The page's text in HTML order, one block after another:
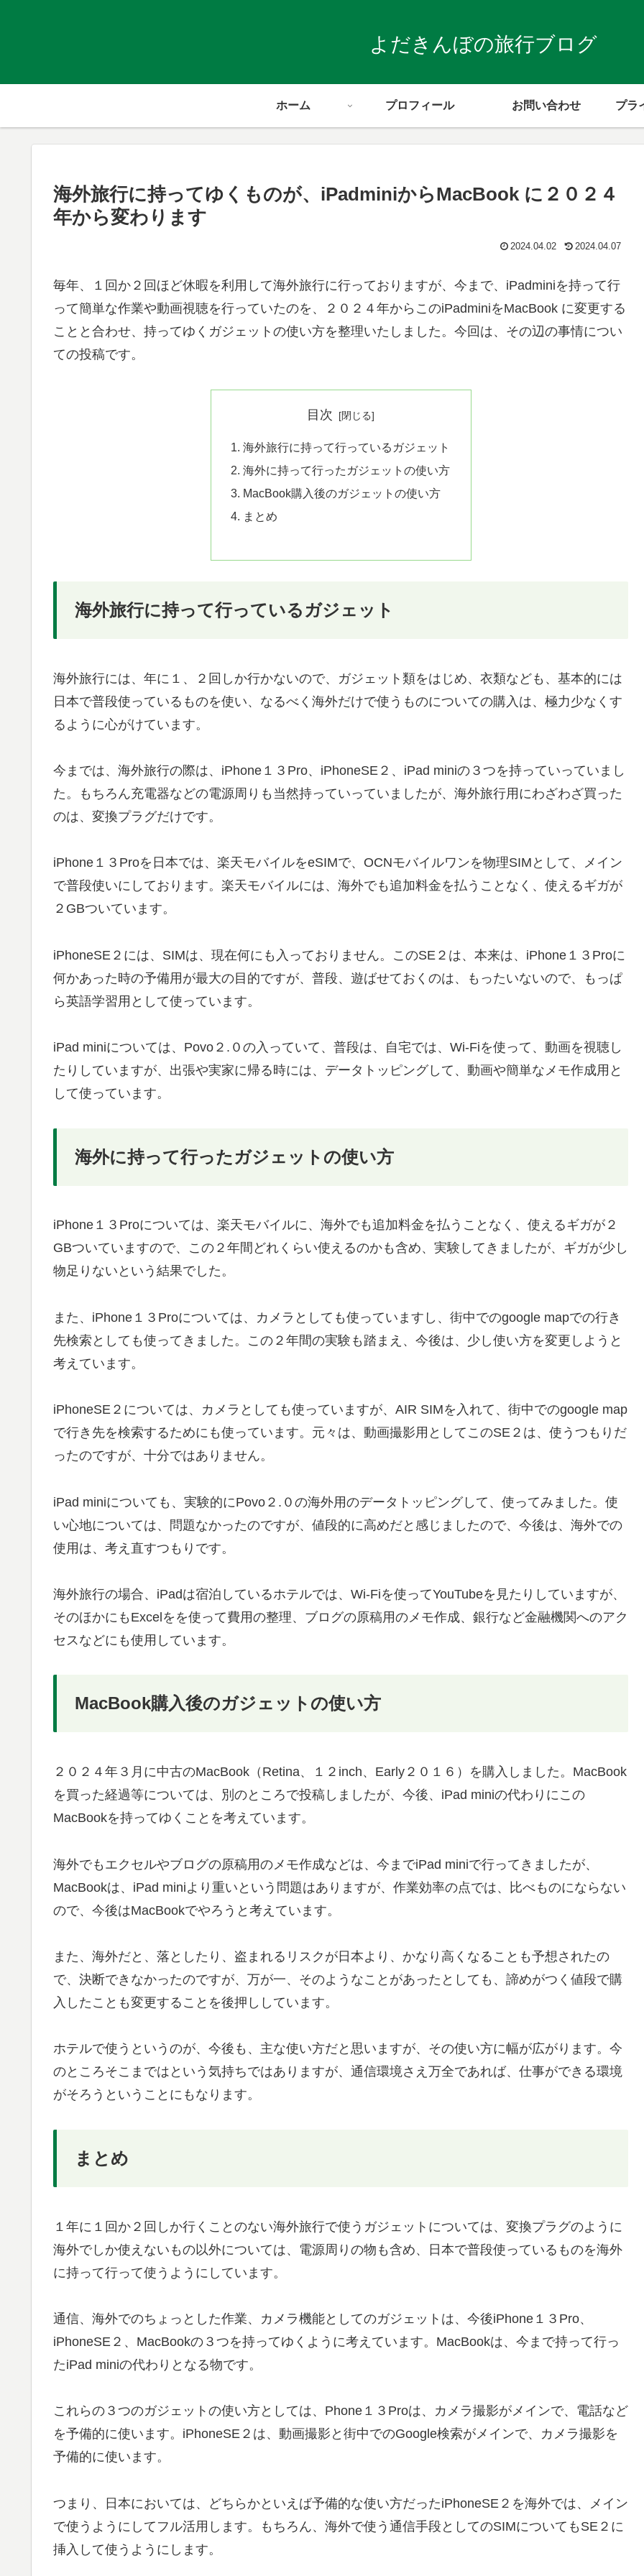
よだきんぼの旅行ブログ
ホーム プロフィール お問い合わせ プラ
海外旅行に持ってゆくものが、iPadminiからMacBook に２０２４
年から変わります
2024.04.02 2024.04.07
毎年、１回か２回ほど休暇を利用して海外旅行に行っておりますが、今まで、iPadminiを持って行
って簡単な作業や動画視聴を行っていたのを、２０２４年からこのiPadminiをMacBook に変更する
ことと合わせ、持ってゆくガジェットの使い方を整理いたしました。今回は、その辺の事情につい
ての投稿です。
目次
海外旅行に持って行っているガジェット
海外に持って行ったガジェットの使い方
MacBook購入後のガジェットの使い方
まとめ
海外旅行に持って行っているガジェット
海外旅行には、年に１、２回しか行かないので、ガジェット類をはじめ、衣類なども、基本的には
日本で普段使っているものを使い、なるべく海外だけで使うものについての購入は、極力少なくす
るように心がけています。
今までは、海外旅行の際は、iPhone１３Pro、iPhoneSE２、iPad miniの３つを持っていっていまし
た。もちろん充電器などの電源周りも当然持っていっていましたが、海外旅行用にわざわざ買った
のは、変換プラグだけです。
iPhone１３Proを日本では、楽天モバイルをeSIMで、OCNモバイルワンを物理SIMとして、メイン
で普段使いにしております。楽天モバイルには、海外でも追加料金を払うことなく、使えるギガが
２GBついています。
iPhoneSE２には、SIMは、現在何にも入っておりません。このSE２は、本来は、iPhone１３Proに
何かあった時の予備用が最大の目的ですが、普段、遊ばせておくのは、もったいないので、もっぱ
ら英語学習用として使っています。
iPad miniについては、Povo２.０の入っていて、普段は、自宅では、Wi-Fiを使って、動画を視聴し
たりしていますが、出張や実家に帰る時には、データトッピングして、動画や簡単なメモ作成用と
して使っています。
海外に持って行ったガジェットの使い方
iPhone１３Proについては、楽天モバイルに、海外でも追加料金を払うことなく、使えるギガが２
GBついていますので、この２年間どれくらい使えるのかも含め、実験してきましたが、ギガが少し
物足りないという結果でした。
また、iPhone１３Proについては、カメラとしても使っていますし、街中でのgoogle mapでの行き
先検索としても使ってきました。この２年間の実験も踏まえ、今後は、少し使い方を変更しようと
考えています。
iPhoneSE２については、カメラとしても使っていますが、AIR SIMを入れて、街中でのgoogle map
で行き先を検索するためにも使っています。元々は、動画撮影用としてこのSE２は、使うつもりだ
ったのですが、十分ではありません。
iPad miniについても、実験的にPovo２.０の海外用のデータトッピングして、使ってみました。使
い心地については、問題なかったのですが、値段的に高めだと感じましたので、今後は、海外での
使用は、考え直すつもりです。
海外旅行の場合、iPadは宿泊しているホテルでは、Wi-Fiを使ってYouTubeを見たりしていますが、
そのほかにもExcelをを使って費用の整理、ブログの原稿用のメモ作成、銀行など金融機関へのアク
セスなどにも使用しています。
MacBook購入後のガジェットの使い方
２０２４年３月に中古のMacBook（Retina、１２inch、Early２０１６）を購入しました。MacBook
を買った経過等については、別のところで投稿しましたが、今後、iPad miniの代わりにこの
MacBookを持ってゆくことを考えています。
海外でもエクセルやブログの原稿用のメモ作成などは、今までiPad miniで行ってきましたが、
MacBookは、iPad miniより重いという問題はありますが、作業効率の点では、比べものにならない
ので、今後はMacBookでやろうと考えています。
また、海外だと、落としたり、盗まれるリスクが日本より、かなり高くなることも予想されたの
で、決断できなかったのですが、万が一、そのようなことがあったとしても、諦めがつく値段で購
入したことも変更することを後押ししています。
ホテルで使うというのが、今後も、主な使い方だと思いますが、その使い方に幅が広がります。今
のところそこまではという気持ちではありますが、通信環境さえ万全であれば、仕事ができる環境
がそろうということにもなります。
まとめ
１年に１回か２回しか行くことのない海外旅行で使うガジェットについては、変換プラグのように
海外でしか使えないもの以外については、電源周りの物も含め、日本で普段使っているものを海外
に持って行って使うようにしています。
通信、海外でのちょっとした作業、カメラ機能としてのガジェットは、今後iPhone１３Pro、
iPhoneSE２、MacBookの３つを持ってゆくように考えています。MacBookは、今まで持って行っ
たiPad miniの代わりとなる物です。
これらの３つのガジェットの使い方としては、Phone１３Proは、カメラ撮影がメインで、電話など
を予備的に使います。iPhoneSE２は、動画撮影と街中でのGoogle検索がメインで、カメラ撮影を
予備的に使います。
つまり、日本においては、どちらかといえば予備的な使い方だったiPhoneSE２を海外では、メイン
で使うようにしてフル活用します。もちろん、海外で使う通信手段としてのSIMについてもSE２に
挿入して使うようにします。